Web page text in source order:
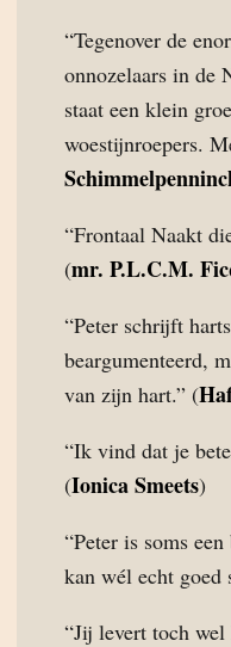
“Tegenover de
onnozelaars in de
staat een klein
woestijnroepers.
“Frontaal Naakt
(mr. P.L.C.M.
“Peter schrijft
beargumenteerd,
van zijn hart.” (
“Ik vind dat je
(Ionica Smeets)
“Peter is soms
kan wél echt goed
“Jij levert toch